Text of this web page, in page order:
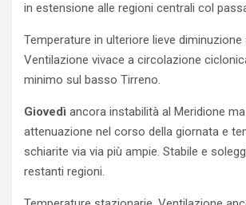
in estensione alle regioni centrali col
Temperature in ulteriore lieve diminuzione
Ventilazione vivace a circolazione
minimo sul basso Tirreno.
Giovedì ancora instabilità al Meridione
attenuazione nel corso della giornata e
schiarite via via più ampie. Stabile e
restanti regioni.